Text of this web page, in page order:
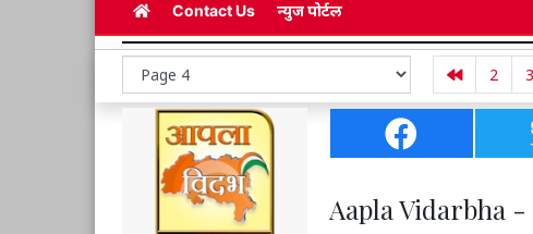
Contact Us न्युज पोर्टल
2 3
Aapla Vidarbha -